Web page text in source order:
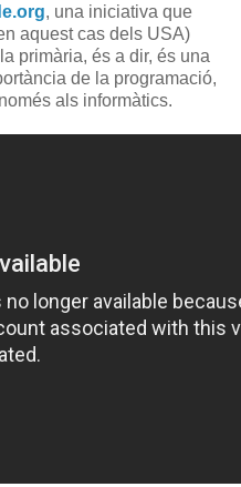
, una iniciativa que
aquest cas dels USA)
primària, és a dir, és una
de la programació,
als informàtics.